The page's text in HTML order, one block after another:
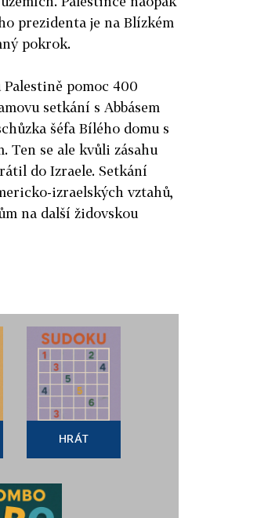
prezidenta je na Blízkém
pokrok.
Palestině pomoc 400
setkání s Abbásem
šéfa Bílého domu s
Ten se ale kvůli zásahu
do Izraele. Setkání
izraelských vztahů,
na další židovskou
HRÁT